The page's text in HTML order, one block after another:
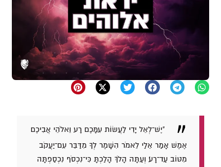
"יֶשׁ־לְאֵל יָדִי לַעֲשׂוֹת עִמָּכֶם רָע וֵאלֹהֵי אֲבִיכֶם
אֶמֶשׁ אָמַר אֵלַי לֵאמֹר הִשָּׁמֶר לְךָ מִדַּבֵּר עִם־יַעֲקֹב
מִטּוֹב עַד־רָע׃ וְעַתָּה הָלֹךְ הָלַכְתָּ כִּי־נִכְסֹף נִכְסַפְתָּה